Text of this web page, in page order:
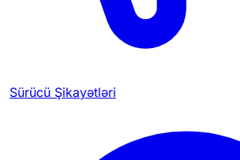
Sürücü Şikayətləri